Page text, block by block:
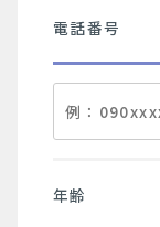
電話番号
年齢